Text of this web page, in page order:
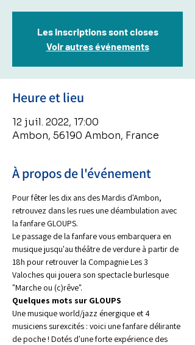
Les inscriptions sont closes
Voir autres événements
Heure et lieu
12 juil. 2022, 17:00
Ambon, 56190 Ambon, France
À propos de l'événement
Pour fêter les dix ans des Mardis d'Ambon,
retrouvez dans les rues une déambulation avec
la fanfare GLOUPS.
Le passage de la fanfare vous embarquera en
musique jusqu'au théâtre de verdure à partir de
18h pour retrouver la Compagnie Les 3
Valoches qui jouera son spectacle burlesque
"Marche ou (c)rêve".
Quelques mots sur GLOUPS
Une musique world/jazz énergique et 4
musiciens surexcités : voici une fanfare délirante
de poche ! Dotés d'une forte expérience des